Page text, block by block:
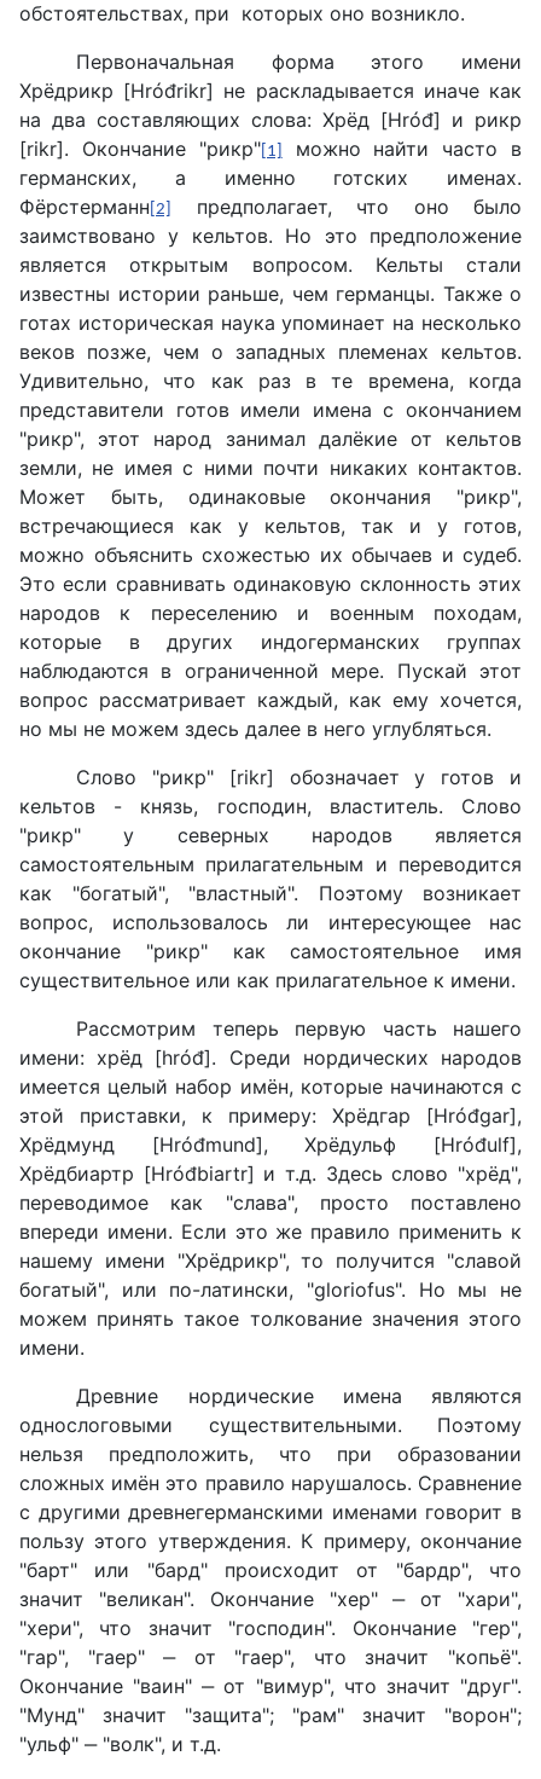
обстоятельствах, при которых оно возникло.
Первоначальная форма этого имени
Хрёдрикр [Hróđrikr] не раскладывается иначе как
на два составляющих слова: Хрёд [Hróđ] и рикр
[rikr]. Окончание "рикр"[1]
можно найти часто в
германских, а именно готских именах.
Фёрстерманн [2]
предполагает, что оно было
заимствовано у кельтов. Но это предположение
является открытым вопросом. Кельты стали
известны истории раньше, чем германцы. Также о
готах историческая наука упоминает на несколько
веков позже, чем о западных племенах кельтов.
Удивительно, что как раз в те времена, когда
представители готов имели имена с окончанием
"рикр", этот народ занимал далёкие от кельтов
земли, не имея с ними почти никаких контактов.
Может быть, одинаковые окончания "рикр",
встречающиеся как у кельтов, так и у готов,
можно объяснить схожестью их обычаев и судеб.
Это если сравнивать одинаковую склонность этих
народов к переселению и военным походам,
которые в других индогерманских группах
наблюдаются в ограниченной мере. Пускай этот
вопрос рассматривает каждый, как ему хочется,
но мы не можем здесь далее в него углубляться.
Слово "рикр" [rikr] обозначает у готов и
кельтов - князь, господин, властитель. Слово
"рикр" у северных народов является
самостоятельным прилагательным и переводится
как "богатый", "властный". Поэтому возникает
вопрос, использовалось ли интересующее нас
окончание "рикр" как самостоятельное имя
существительное или как прилагательное к имени.
Рассмотрим теперь первую часть нашего
имени: хрёд [hróđ]. Среди нордических народов
имеется целый набор имён, которые начинаются с
этой приставки, к примеру: Хрёдгар [Hróđgar],
Хрёдмунд [Hróđmund], Хрёдульф [Hróđulf],
Хрёдбиартр [Hróđbiartr] и т.д. Здесь слово "хрёд",
переводимое как "слава", просто поставлено
впереди имени. Если это же правило применить к
нашему имени "Хрёдрикр", то получится "славой
богатый", или по-латински, "gloriofus". Но мы не
можем принять такое толкование значения этого
имени.
Древние нордические имена являются
однослоговыми существительными. Поэтому
нельзя предположить, что при образовании
сложных имён это правило нарушалось. Сравнение
с другими древнегерманскими именами говорит в
пользу этого утверждения. К примеру, окончание
"барт" или "бард" происходит от "бардр", что
значит "великан". Окончание "хер" ‒ от "хари",
"хери", что значит "господин". Окончание "гер",
"гар", "гаер" ‒ от "гаер", что значит "копьё".
Окончание "ваин" ‒ от "вимур", что значит "друг".
"Мунд" значит "защита"; "рам" значит "ворон";
"ульф" ‒ "волк", и т.д.